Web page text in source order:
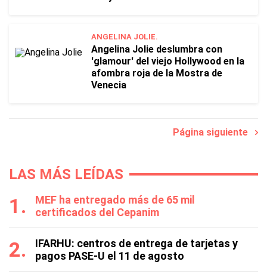
ANGELINA JOLIE.
Angelina Jolie deslumbra con
'glamour' del viejo Hollywood en la
afombra roja de la Mostra de
Venecia
Página siguiente
LAS MÁS LEÍDAS
MEF ha entregado más de 65 mil
certificados del Cepanim
IFARHU: centros de entrega de tarjetas y
pagos PASE-U el 11 de agosto